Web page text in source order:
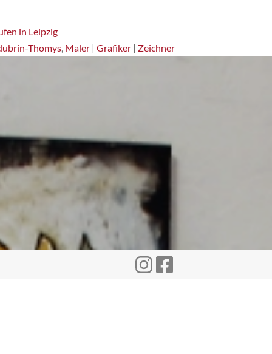
in Leipzig
Thomys, Maler | Grafiker | Zeichner